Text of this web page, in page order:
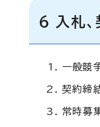
6 入札
一般競
契約締
常時募